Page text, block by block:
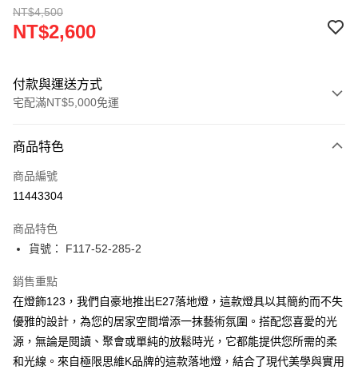
NT$4,500
NT$2,600
付款與運送方式
宅配滿NT$5,000免運
信用卡一次付款
LINE Pay
街口支付
悠遊付
Google Pay
全盈+PAY
AFTEE先享後付
商品特色
商品編號
11443304
商品特色
貨號： F117-52-285-2
銷售重點
在燈飾123，我們自豪地推出E27落地燈，這款燈具以其簡約而不失
優雅的設計，為您的居家空間增添一抹藝術氛圍。搭配您喜愛的光
源，無論是閱讀、聚會或單純的放鬆時光，它都能提供您所需的柔
和光線。來自極限思維K品牌的這款落地燈，結合了現代美學與實用